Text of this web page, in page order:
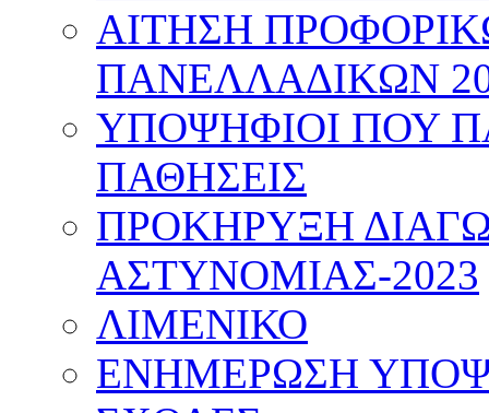
ΑΙΤΗΣΗ
ΠΑΝΕΛΛΑΔΙΚΩΝ
ΥΠΟΨΗΦΙΟΙ ΠΟΥ
ΠΑΘΗΣΕΙΣ
ΠΡΟΚΗΡΥΞΗ
ΑΣΤΥΝΟΜΙΑΣ-2023
ΛΙΜΕΝΙΚΟ
ΕΝΗΜΕΡΩΣΗ